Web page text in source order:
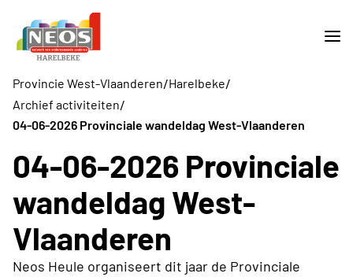
Provincie West-Vlaanderen/Harelbeke/
Archief activiteiten/
04-06-2026 Provinciale wandeldag West-Vlaanderen
04-06-2026 Provinciale
wandeldag West-
Vlaanderen
Neos Heule organiseert dit jaar de Provinciale